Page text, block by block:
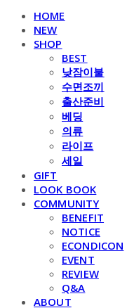
HOME
NEW
SHOP
BEST
낮잠이불
수면조끼
출산준비
베딩
의류
라이프
세일
GIFT
LOOK BOOK
COMMUNITY
BENEFIT
NOTICE
ECONDICON
EVENT
REVIEW
Q&A
ABOUT